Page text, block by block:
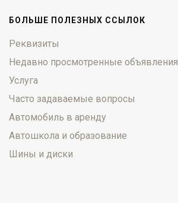
БОЛЬШЕ ПОЛЕЗНЫХ ССЫЛОК
Реквизиты
Недавно просмотренные объявления
Услуга
Часто задаваемые вопросы
Автомобиль в аренду
Автошкола и образование
Шины и диски